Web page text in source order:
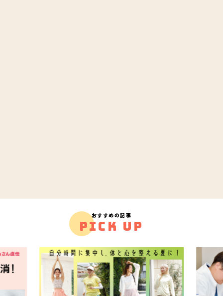
おすすめの記事
PICK UP